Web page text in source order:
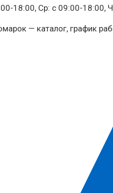
18:00, Ср: c 09:00-18:00,
— каталог, график